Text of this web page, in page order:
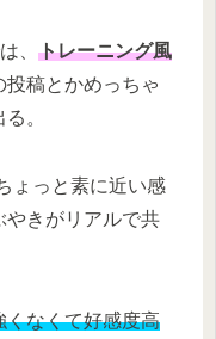
、 トレーニング風
投稿とかめっちゃ
。
ょっと素に近い感
やきがリアルで共
くなくて好感度高